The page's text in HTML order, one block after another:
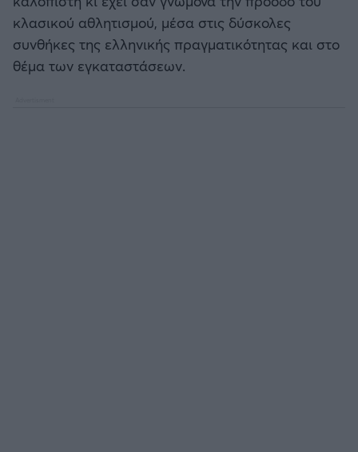
κλασικού αθλητισμού, μέσα στις δύσκολες
συνθήκες της ελληνικής πραγματικότητας και στο
θέμα των εγκαταστάσεων.